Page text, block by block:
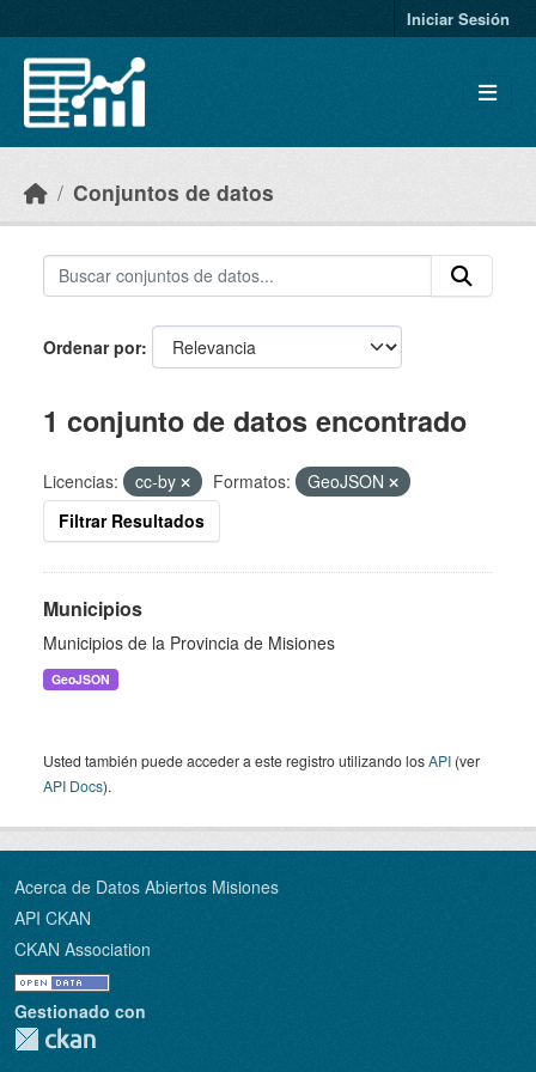
Iniciar Sesión
Conjuntos de datos
Ordenar por
1 conjunto de datos encontrado
Licencias: cc-by Formatos:
GeoJSON
Filtrar Resultados
Municipios
Municipios de la Provincia de Misiones
GeoJSON
Usted también puede acceder a este registro utilizando losAPI (ver
API Docs).
Acerca de Datos Abiertos Misiones
API CKAN
CKAN Association
Gestionado con